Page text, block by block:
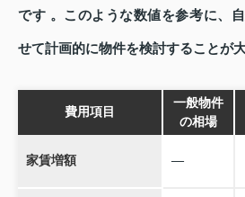
です 。このような数値を参考に、
せて計画的に物件を検討することが大
費用項目
一般物件
の相場
家賃増額 ―